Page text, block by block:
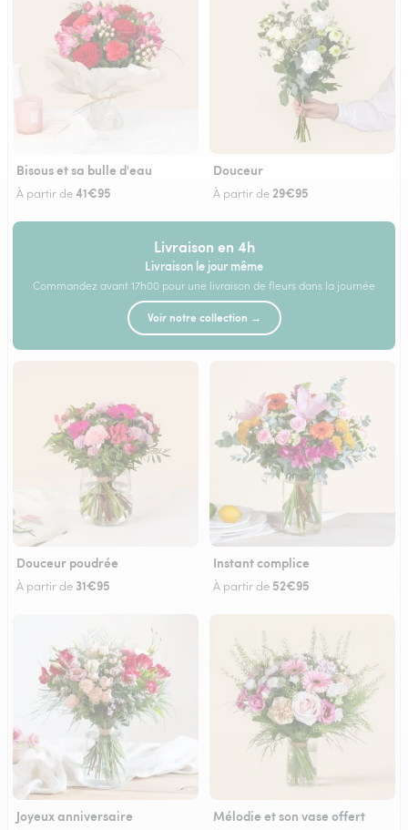
Bisous et sa bulle d'eau
À partir de41€95
Douceur
À partir de29€95
Livraison en 4h
Livraison le jour même
Commandez avant 17h00 pour une livraison de fleurs dans la journée
Voir notre collection →
Douceur poudrée
À partir de 31€95
Instant complice
À partir de 52€95
Joyeux anniversaire Mélodie et son vase offert